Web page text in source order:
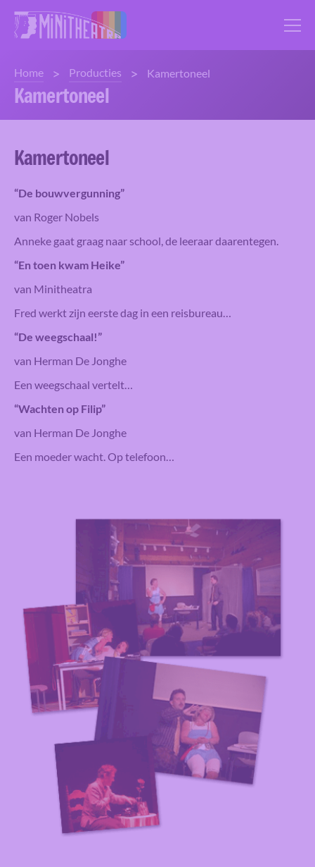
Home > Producties > Kamertoneel
Kamertoneel
Kamertoneel
“De bouwvergunning”
van Roger Nobels
Anneke gaat graag naar school, de leeraar daarentegen.
“En toen kwam Heike”
van Minitheatra
Fred werkt zijn eerste dag in een reisbureau…
“De weegschaal!”
van Herman De Jonghe
Een weegschaal vertelt…
“Wachten op Filip”
van Herman De Jonghe
Een moeder wacht. Op telefoon…